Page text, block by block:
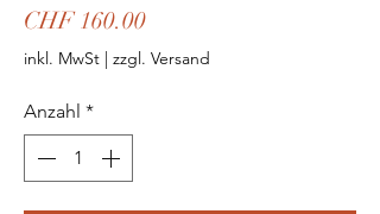
CHF 160.00Preis
inkl. MwSt | zzgl. Versand
Anzahl *